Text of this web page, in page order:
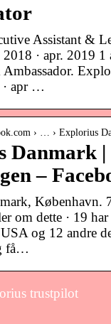
Assistant &
· apr. 2019 1
apr …
› … › Explorius
Danmark |
–
København.
om dette · 19
og 12 andre
få…
trustpilot